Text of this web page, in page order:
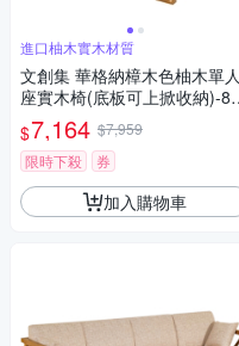
進口柚木實木材質
文創集 華格納樟木色柚木單人
座實木椅(底板可上掀收納)-
73x100cm免組
$7,164 $7,959
限時下殺
券
加入購物車